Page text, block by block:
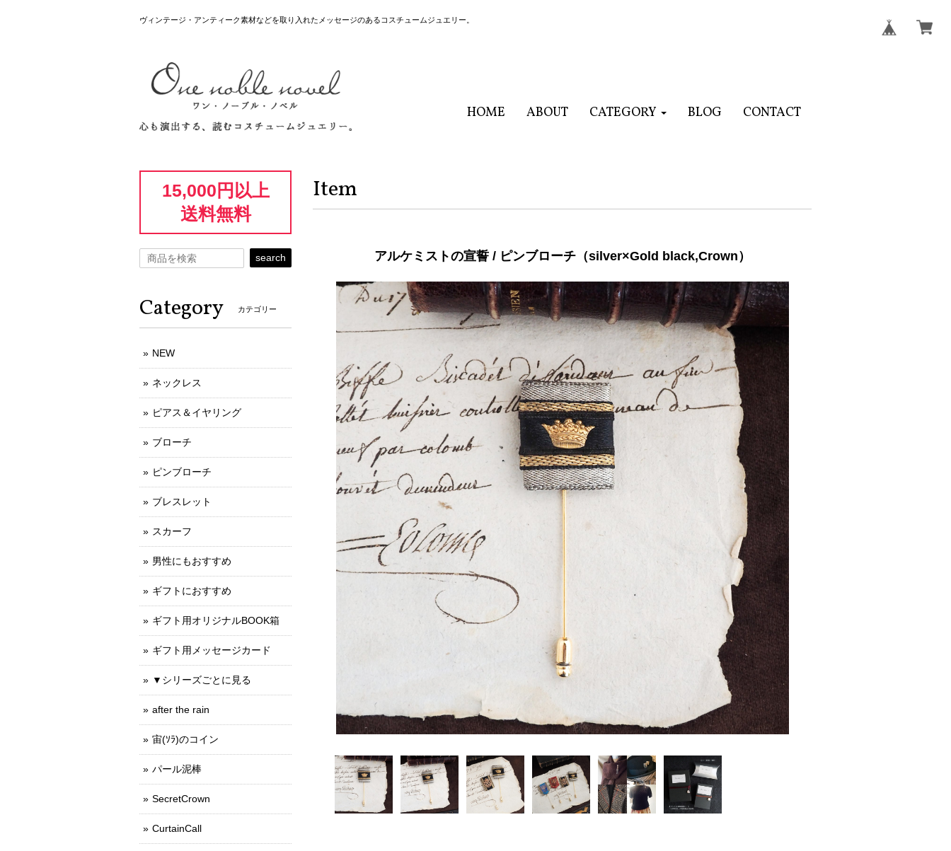
ヴィンテージ・アンティーク素材などを取り入れたメッセージのあるコスチュームジュエリー。
HOME ABOUT CATEGORY BLOG CONTACT
Item
アルケミストの宣誓 / ピンブローチ（silver×Gold black,Crown）
15,000円以上
送料無料
search
Category カテゴリー
NEW
ネックレス
ピアス＆イヤリング
ブローチ
ピンブローチ
ブレスレット
スカーフ
男性にもおすすめ
ギフトにおすすめ
ギフト用オリジナルBOOK箱
ギフト用メッセージカード
▼シリーズごとに見る
after the rain
宙(ｿﾗ)のコイン
パール泥棒
SecretCrown
CurtainCall